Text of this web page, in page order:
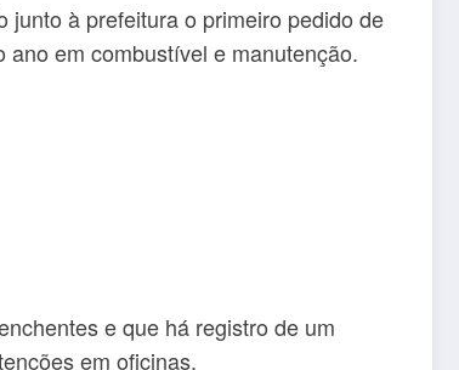
junto à prefeitura o primeiro pedido de
em combustível e manutenção.
e que há registro de um
em oficinas.